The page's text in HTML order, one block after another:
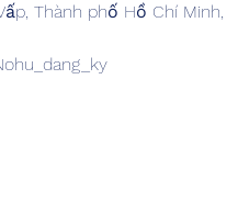
Thành phố Hồ Chí Minh,